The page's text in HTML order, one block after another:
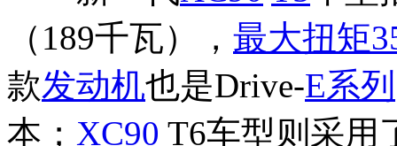
（189千瓦）， 最大扭矩
款发动机也是Drive-E系列
本； XC90 T6车型则采用